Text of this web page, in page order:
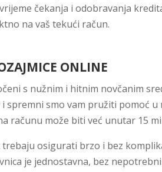
čekanja i odobravanja
na vaš tekući račun.
ONLINE
s nužnim i hitnim novčanim
spremni smo vam pružiti pomoć
računu može biti već unutar 15
osigurati brzo i bez
je jednostavna, bez